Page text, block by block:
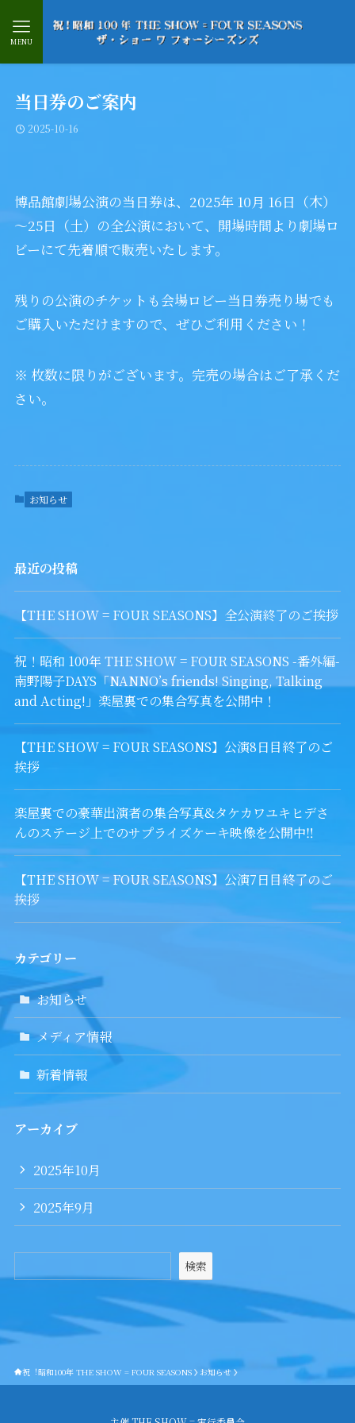
MENU
当日券のご案内
2025-10-16
博品館劇場公演の当日券は、2025年 10月 16日（木）
～25日（土）の全公演において、開場時間より劇場ロ
ビーにて先着順で販売いたします。
残りの公演のチケットも会場ロビー当日券売り場でも
ご購入いただけますので、ぜひご利用ください！
※ 枚数に限りがございます。完売の場合はご了承くだ
さい。
お知らせ
最近の投稿
【THE SHOW = FOUR SEASONS】全公演終了のご挨拶
祝！昭和 100年 THE SHOW = FOUR SEASONS -番外編-
南野陽子DAYS「NANNO’s friends! Singing, Talking
and Acting!」楽屋裏での集合写真を公開中！
【THE SHOW = FOUR SEASONS】公演8日目終了のご
挨拶
楽屋裏での豪華出演者の集合写真&タケカワユキヒデさ
んのステージ上でのサプライズケーキ映像を公開中‼︎
【THE SHOW = FOUR SEASONS】公演7日目終了のご
挨拶
カテゴリー
お知らせ
メディア情報
新着情報
アーカイブ
2025年10月
2025年9月
検索
祝︕昭和100年 THE SHOW = FOUR SEASONS お知らせ